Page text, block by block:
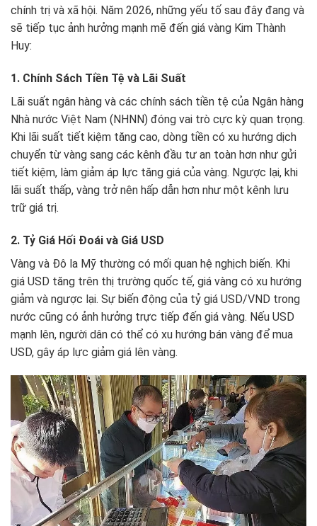
chính trị và xã hội. Năm 2026, những yếu tố sau đây đang và
sẽ tiếp tục ảnh hưởng mạnh mẽ đến giá vàng Kim Thành
Huy:
1. Chính Sách Tiền Tệ và Lãi Suất
Lãi suất ngân hàng và các chính sách tiền tệ của Ngân hàng
Nhà nước Việt Nam (NHNN) đóng vai trò cực kỳ quan trọng.
Khi lãi suất tiết kiệm tăng cao, dòng tiền có xu hướng dịch
chuyển từ vàng sang các kênh đầu tư an toàn hơn như gửi
tiết kiệm, làm giảm áp lực tăng giá của vàng. Ngược lại, khi
lãi suất thấp, vàng trở nên hấp dẫn hơn như một kênh lưu
trữ giá trị.
2. Tỷ Giá Hối Đoái và Giá USD
Vàng và Đô la Mỹ thường có mối quan hệ nghịch biến. Khi
giá USD tăng trên thị trường quốc tế, giá vàng có xu hướng
giảm và ngược lại. Sự biến động của tỷ giá USD/VND trong
nước cũng có ảnh hưởng trực tiếp đến giá vàng. Nếu USD
mạnh lên, người dân có thể có xu hướng bán vàng để mua
USD, gây áp lực giảm giá lên vàng.